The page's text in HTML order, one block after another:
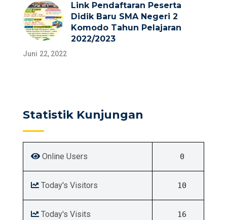
Link Pendaftaran Peserta
Didik Baru SMA Negeri 2
Komodo Tahun Pelajaran
2022/2023
Juni 22, 2022
Statistik Kunjungan
Online Users 0
Today's Visitors 10
Today's Visits 16